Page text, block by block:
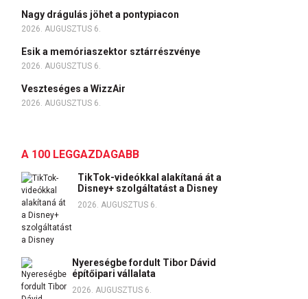
Nagy drágulás jöhet a pontypiacon
2026. AUGUSZTUS 6.
Esik a memóriaszektor sztárrészvénye
2026. AUGUSZTUS 6.
Veszteséges a WizzAir
2026. AUGUSZTUS 6.
A 100 LEGGAZDAGABB
TikTok-videókkal alakítaná át a
Disney+ szolgáltatást a Disney
2026. AUGUSZTUS 6.
Nyereségbe fordult Tibor Dávid
építőipari vállalata
2026. AUGUSZTUS 6.